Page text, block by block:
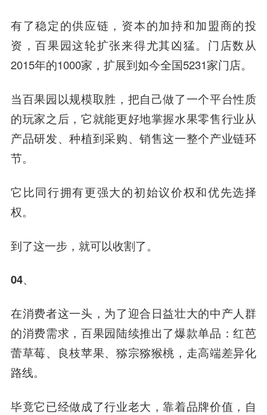
有了稳定的供应链，资本的加持和加盟商的投
资，百果园这轮扩张来得尤其凶猛。门店数从
2015年的1000家，扩展到如今全国5231家门店。
当百果园以规模取胜，把自己做了一个平台性质
的玩家之后，它就能更好地掌握水果零售行业从
产品研发、种植到采购、销售这一整个产业链环
节。
它比同行拥有更强大的初始议价权和优先选择
权。
到了这一步，就可以收割了。
04、
在消费者这一头，为了迎合日益壮大的中产人群
的消费需求，百果园陆续推出了爆款单品：红芭
蕾草莓、良枝苹果、猕宗猕猴桃， 走高端差异化
路线。
毕竟它已经做成了行业老大，靠着品牌价值，自